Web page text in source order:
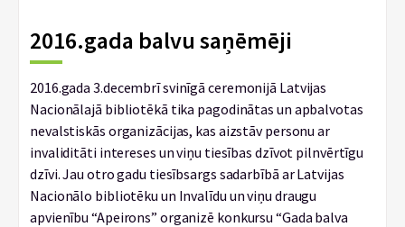
2016.gada balvu saņēmēji
2016.gada 3.decembrī svinīgā ceremonijā Latvijas
Nacionālajā bibliotēkā tika pagodinātas un apbalvotas
nevalstiskās organizācijas, kas aizstāv personu ar
invaliditāti intereses un viņu tiesības dzīvot pilnvērtīgu
dzīvi. Jau otro gadu tiesībsargs sadarbībā ar Latvijas
Nacionālo bibliotēku un Invalīdu un viņu draugu
apvienību “Apeirons” organizē konkursu “Gada balva